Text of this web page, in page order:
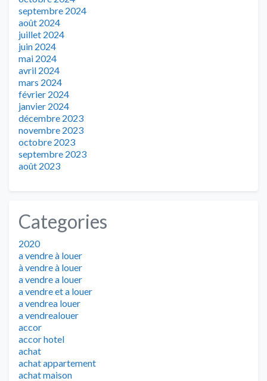
septembre 2024
août 2024
juillet 2024
juin 2024
mai 2024
avril 2024
mars 2024
février 2024
janvier 2024
décembre 2023
novembre 2023
octobre 2023
septembre 2023
août 2023
Categories
2020
a vendre à louer
à vendre à louer
a vendre a louer
a vendre et a louer
a vendrea louer
a vendrealouer
accor
accor hotel
achat
achat appartement
achat maison